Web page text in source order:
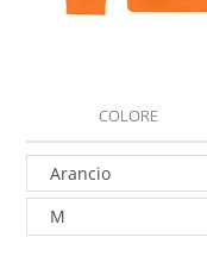
COLORE